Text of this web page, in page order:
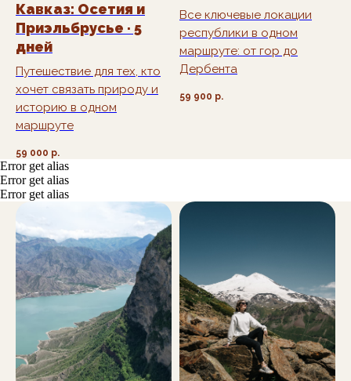
Кавказ: Осетия и
Приэльбрусье · 5
дней
Путешествие для тех, кто
хочет связать природу и
историю в одном
маршруте
59 000 р.
Все ключевые локации
республики в одном
маршруте: от гор до
Дербента
59 900 р.
Error get alias
Error get alias
Error get alias
info@starostin.travel
+7 (918) 437-53-15